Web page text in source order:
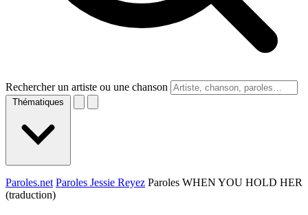
Rechercher un artiste ou une chanson
Thématiques
Paroles.net Paroles Jessie Reyez Paroles WHEN YOU HOLD HER
(traduction)